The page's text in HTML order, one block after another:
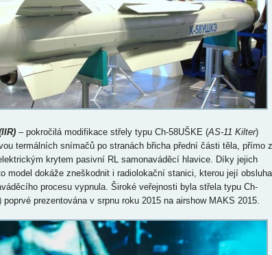
– pokročilá modifikace střely typu Ch-58UŠKE (AS-11 Kilter)
termálních snímačů po stranách břicha přední části těla, přímo
krytem pasivní RL samonaváděcí hlavice. Díky jejich
model dokáže zneškodnit i radiolokační stanici, kterou její obsluha
procesu vypnula. Široké veřejnosti byla střela typu Ch-
poprvé prezentována v srpnu roku 2015 na airshow MAKS 2015.